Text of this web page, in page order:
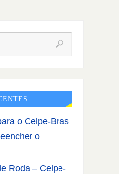
o Celpe-Bras
o
Roda – Celpe-